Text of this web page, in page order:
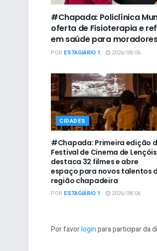
#Chapada: Policlínica
oferta de Fisioterapia e
em saúde para
POR ESTAGIÁRIO 1 2026/08/06
CIDADES
#Chapada: Primeira edição
Festival de Cinema de Lençóis
destaca 32 filmes e abre
espaço para novos talentos
região chapadeira
POR ESTAGIÁRIO 1 2026/08/06
Por favorloginpara participar da